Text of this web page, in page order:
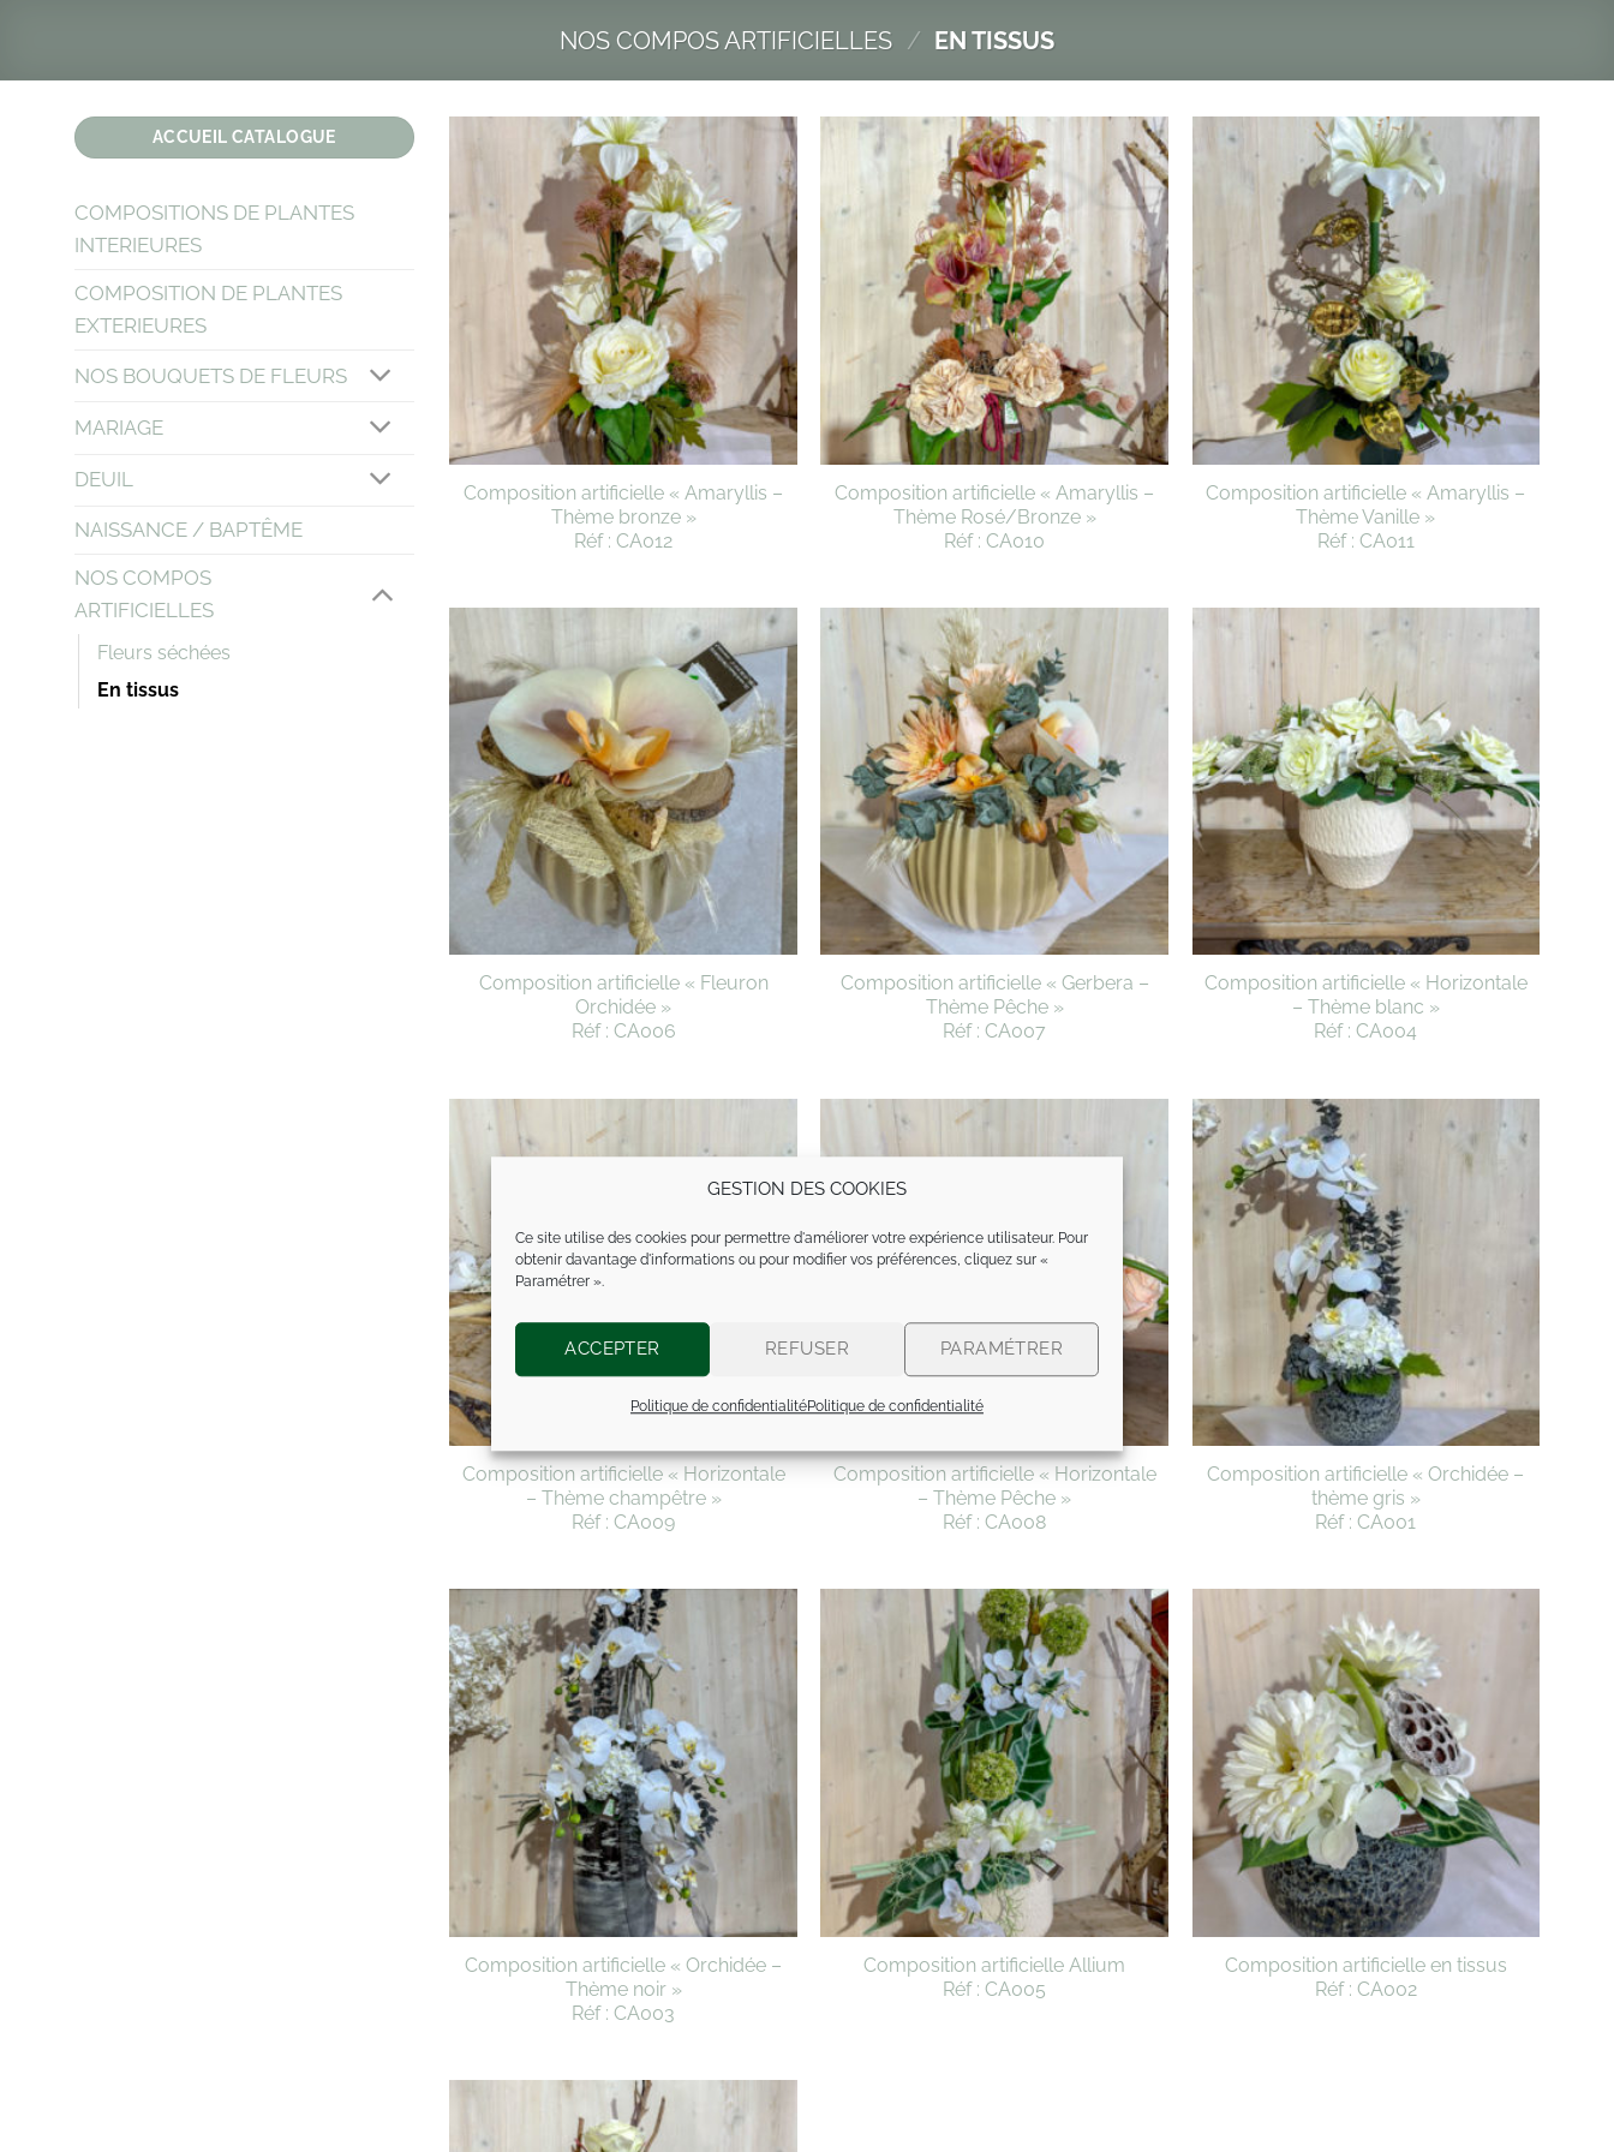
GESTION DES COOKIES
Ce site utilise des cookies pour permettre d'améliorer votre expérience utilisateur. Pour
obtenir davantage d'informations ou pour modifier vos préférences, cliquez sur «
Paramétrer ».
ACCEPTER REFUSER PARAMÉTRER
Politique de confidentialitéPolitique de confidentialité
contenu
NOS COMPOS ARTIFICIELLES / EN TISSUS
ACCUEIL CATALOGUE
COMPOSITIONS DE PLANTES
INTERIEURES
COMPOSITION DE PLANTES
EXTERIEURES
NOS BOUQUETS DE FLEURS
MARIAGE
DEUIL
NAISSANCE / BAPTÊME
NOS COMPOS
ARTIFICIELLES
Fleurs séchées
En tissus
Composition artificielle « Amaryllis –
Thème bronze »
Réf : CA012
Composition artificielle « Amaryllis –
Thème Rosé/Bronze »
Réf : CA010
Composition artificielle « Amaryllis –
Thème Vanille »
Réf : CA011
Composition artificielle « Fleuron
Orchidée »
Réf : CA006
Composition artificielle « Gerbera –
Thème Pêche »
Réf : CA007
Composition artificielle « Horizontale
– Thème blanc »
Réf : CA004
Composition artificielle « Horizontale
– Thème champêtre »
Réf : CA009
Composition artificielle « Horizontale
– Thème Pêche »
Réf : CA008
Composition artificielle « Orchidée –
thème gris »
Réf : CA001
Composition artificielle « Orchidée –
Thème noir »
Réf : CA003
Composition artificielle Allium
Réf : CA005
Composition artificielle en tissus
Réf : CA002